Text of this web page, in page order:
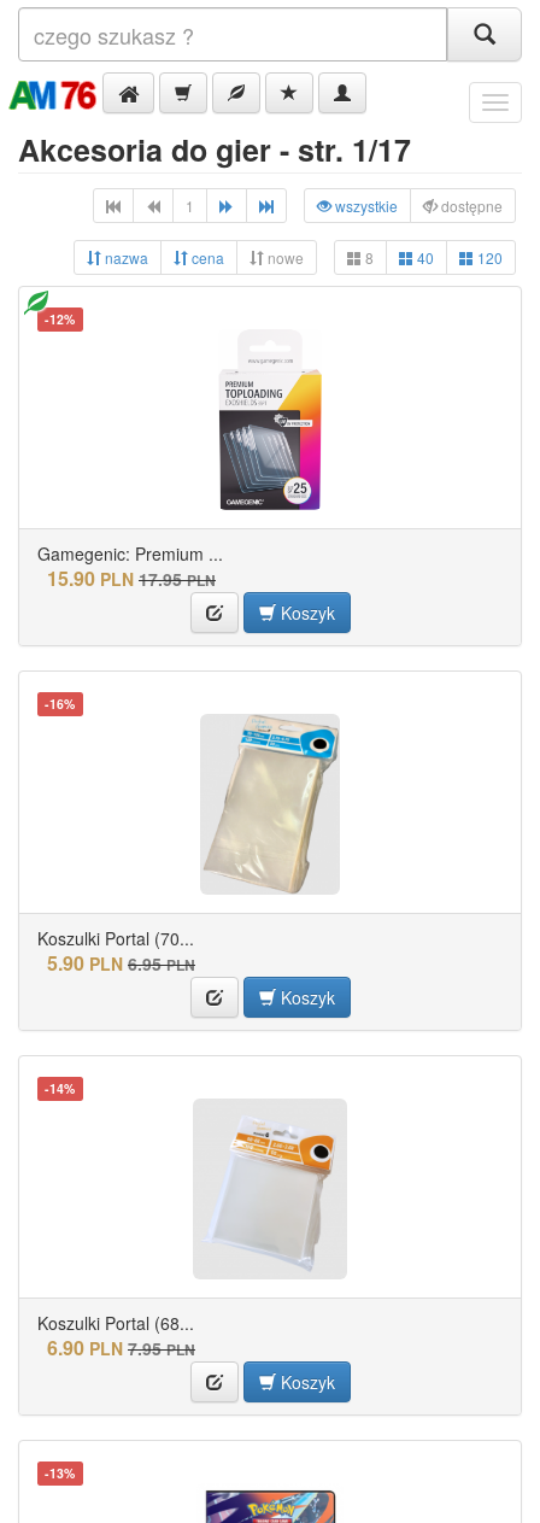
Menu
Akcesoria do gier - str. 1/17
1 wszystkie dostępne
nazwa cena nowe 8 40 120
-12%
Gamegenic: Premium ...
15.90 PLN 17.95 PLN
Koszyk
-16%
Koszulki Portal (70...
5.90 PLN 6.95 PLN
Koszyk
-14%
Koszulki Portal (68...
6.90 PLN 7.95 PLN
Koszyk
-13%